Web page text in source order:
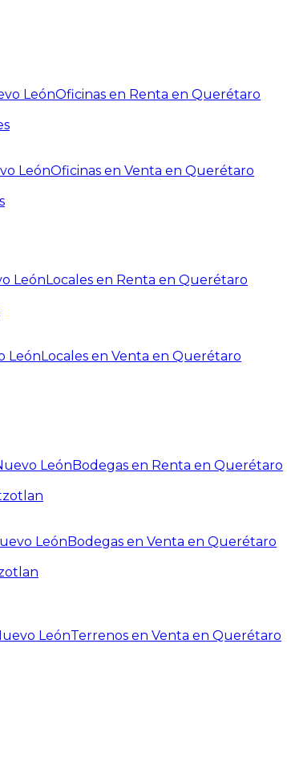
LeónOficinas en Renta en Querétaro
LeónOficinas en Venta en Querétaro
LeónLocales en Renta en Querétaro
LeónLocales en Venta en Querétaro
LeónBodegas en Renta en Querétaro
LeónBodegas en Venta en Querétaro
LeónTerrenos en Venta en Querétaro